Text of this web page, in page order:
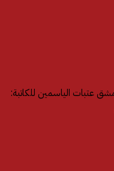
كتاب رسائل الحب والحرب بين القدس ودمشق عتبات الياسمين‎ للكاتبة: